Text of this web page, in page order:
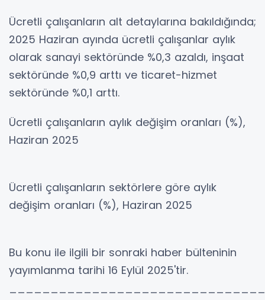
Ücretli çalışanların alt detaylarına bakıldığında;
2025 Haziran ayında ücretli çalışanlar aylık
olarak sanayi sektöründe %0,3 azaldı, inşaat
sektöründe %0,9 arttı ve ticaret-hizmet
sektöründe %0,1 arttı.
Ücretli çalışanların aylık değişim oranları (%),
Haziran 2025
Ücretli çalışanların sektörlere göre aylık
değişim oranları (%), Haziran 2025
Bu konu ile ilgili bir sonraki haber bülteninin
yayımlanma tarihi 16 Eylül 2025'tir.